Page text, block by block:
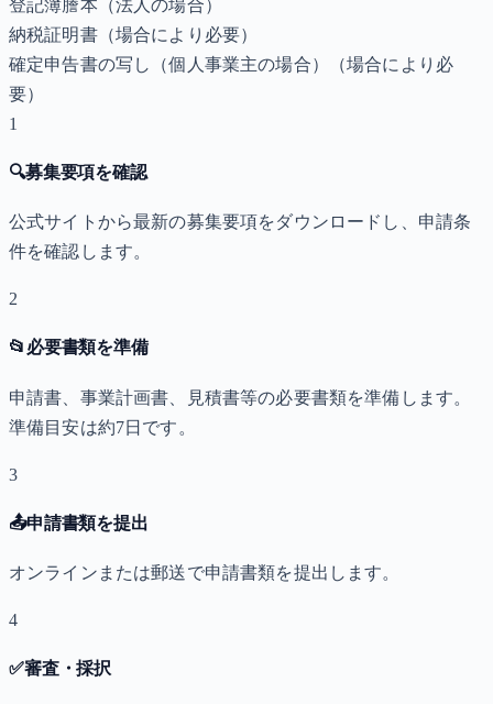
登記簿謄本（法人の場合）
納税証明書（場合により必要）
確定申告書の写し（個人事業主の場合）
（場合により必
要）
1
🔍募集要項を確認
公式サイトから最新の募集要項をダウンロードし、申請条
件を確認します。
2
📂 必要書類を準備
申請書、事業計画書、見積書等の必要書類を準備します。
準備目安は約7日です。
3
📤申請書類を提出
オンラインまたは郵送で申請書類を提出します。
4
✅審査・採択